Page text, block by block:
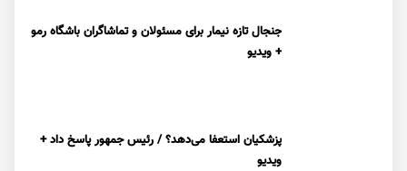
جنجال تازه نیمار برای مسئولان و تماشاگران باشگاه رمو
+ ویدیو
پزشکیان استعفا می‌دهد؟ / رئیس جمهور پاسخ داد +
ویدیو